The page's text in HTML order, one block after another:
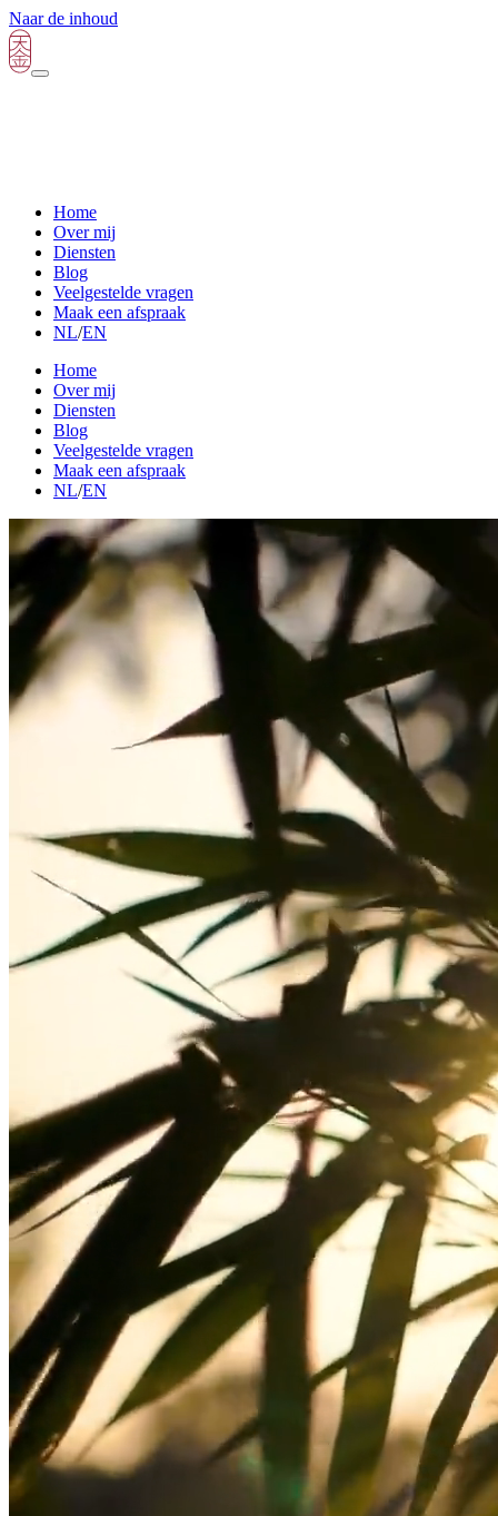
Naar de inhoud
Home
Over mij
Diensten
Blog
Veelgestelde vragen
Maak een afspraak
NL/EN
Home
Over mij
Diensten
Blog
Veelgestelde vragen
Maak een afspraak
NL/EN